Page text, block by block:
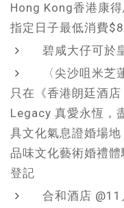
Hong Kong香港康
指定日子最低消費
碧咸大仔可於
〈尖沙咀米
只在《香港朗廷酒
Legacy 真愛永恆，
具文化氣息證婚場
品味文化藝術婚禮
登記
合和酒店